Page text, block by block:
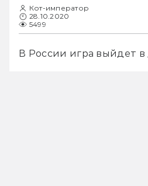
Кот-император
28.10.2020
5499
В России игра выйдет в